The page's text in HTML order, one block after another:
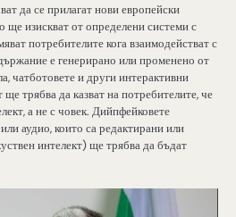
да се прилагат нови европейски
ще изискват от определени системи с
потребителите кога взаимодействат с
е генерирано или променено от
чатботовете и други интерактивни
ще трябва да казват на потребителите, че
а не с човек. Дийпфейковете
аудио, които са редактирани или
интелект) ще трябва да бъдат